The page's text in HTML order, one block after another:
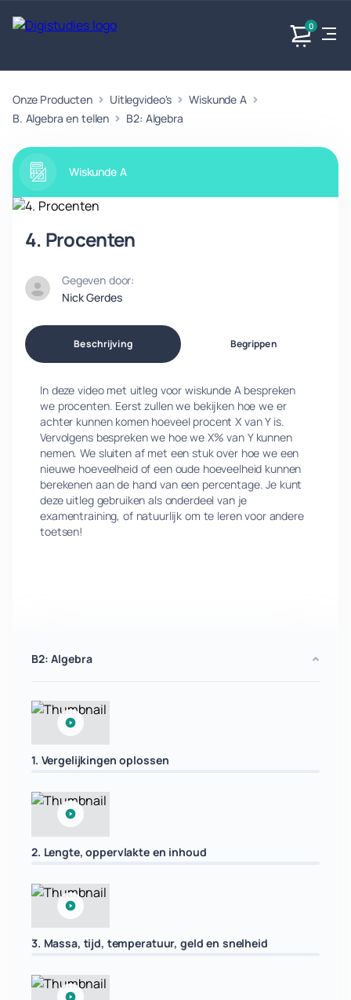
0
Exacte
vakken
Geen
vakken.
Taalvakken
vakken.
Maatschappijvakken
Geen vakken.
Onze Producten Uitlegvideo's
Wiskunde A
B. Algebra en tellen
B2: Algebra
Wiskunde A
4. Procenten
Gegeven door:
Nick Gerdes
Beschrijving Begrippen
In deze video met uitleg voor wiskunde A bespreken
we procenten. Eerst zullen we bekijken hoe we er
achter kunnen komen hoeveel procent X van Y is.
Vervolgens bespreken we hoe we X% van Y kunnen
nemen. We sluiten af met een stuk over hoe we een
nieuwe hoeveelheid of een oude hoeveelheid kunnen
berekenen aan de hand van een percentage. Je kunt
deze uitleg gebruiken als onderdeel van je
examentraining, of natuurlijk om te leren voor andere
toetsen!
B2: Algebra
1. Vergelijkingen oplossen
2. Lengte, oppervlakte en inhoud
3. Massa, tijd, temperatuur, geld en snelheid